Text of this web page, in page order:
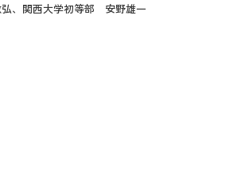
、関西大学初等部 安野雄一